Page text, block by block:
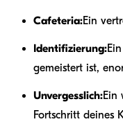
Cafeteria:Ein
Identifizierung:
gemeistert ist,
Unvergesslich:Ein
Fortschritt deines